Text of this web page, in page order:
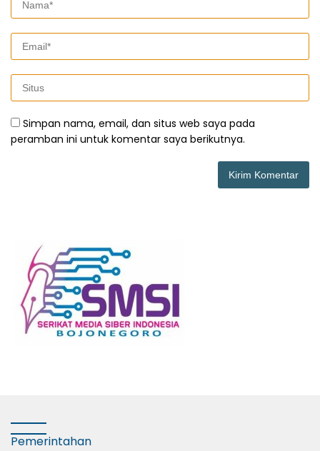
Simpan nama, email, dan situs web saya pada
peramban ini untuk komentar saya berikutnya.
Pemerintahan